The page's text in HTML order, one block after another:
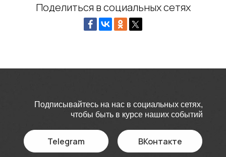
Поделиться в социальных сетях
ВКонтакте
Подписывайтесь на нас в социальных сетях,
чтобы быть в курсе наших событий
Telegram